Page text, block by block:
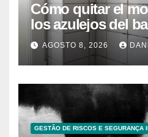
Cómo quitar el
los azulejos del
caseros efectivos
AGOSTO 8, 2026
GESTÃO DE RISCOS E SEGURANÇA